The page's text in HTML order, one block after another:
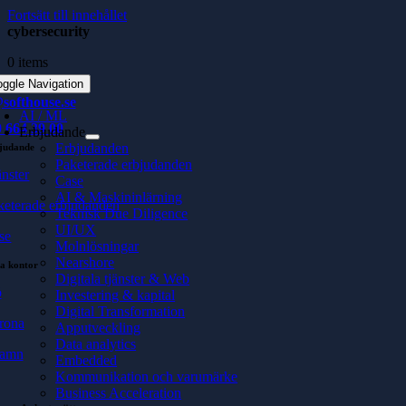
Fortsätt till innehållet
Navigation
AI / ML
Erbjudande
Erbjudanden
Paketerade erbjudanden
Case
AI & Maskininlärning
Teknisk Due Diligence
UI/UX
Molnlösningar
Nearshore
Digitala tjänster & Web
Investering & kapital
Digital Transformation
Apputveckling
Data analytics
Embedded
Kommunikation och varumärke
Business Acceleration
cybersecurity
0 items
664 39 00
erbjudanden
kontor